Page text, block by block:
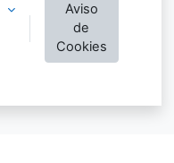
Aviso
de
Cookies